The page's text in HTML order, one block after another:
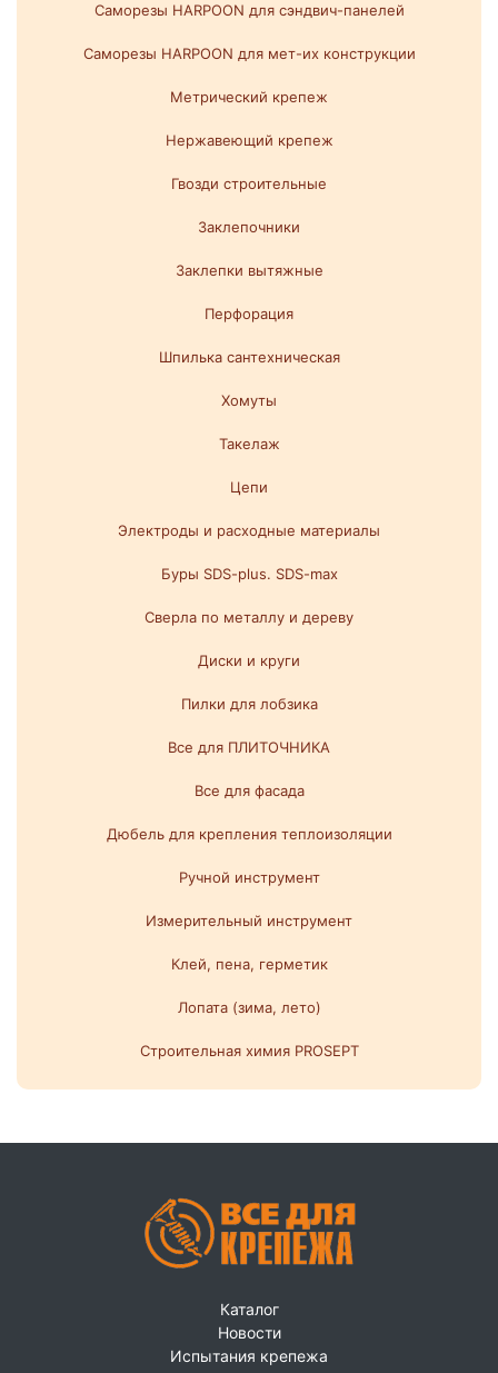
Саморезы HARPOON для сэндвич-панелей
Саморезы HARPOON для мет-их конструкции
Метрический крепеж
Нержавеющий крепеж
Гвозди строительные
Заклепочники
Заклепки вытяжные
Перфорация
Шпилька сантехническая
Хомуты
Такелаж
Цепи
Электроды и расходные материалы
Буры SDS-plus. SDS-max
Сверла по металлу и дереву
Диски и круги
Пилки для лобзика
Все для ПЛИТОЧНИКА
Все для фасада
Дюбель для крепления теплоизоляции
Ручной инструмент
Измерительный инструмент
Клей, пена, герметик
Лопата (зима, лето)
Строительная химия PROSEPT
Каталог
Новости
Испытания крепежа